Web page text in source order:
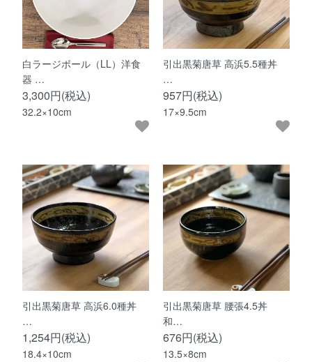
白ラージボール（LL）洋食
器 …
3,300円(税込)
32.2×10cm
引出黒菊唐草 高浜5.5種丼
…
957円(税込)
17×9.5cm
引出黒菊唐草 高浜6.0種丼
…
1,254円(税込)
18.4×10cm
引出黒菊唐草 腰張4.5丼
和…
676円(税込)
13.5×8cm